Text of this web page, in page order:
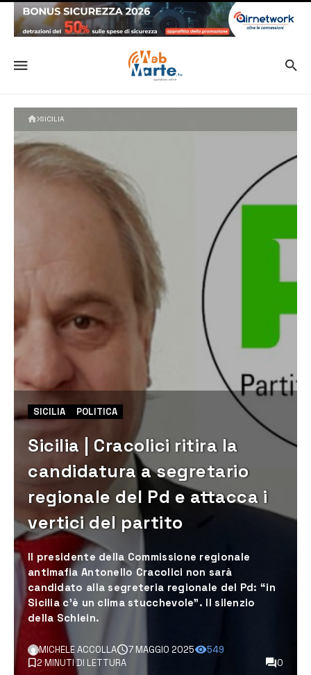
SICILIA
SICILIA POLITICA
Sicilia | Cracolici ritira la
candidatura a segretario
regionale del Pd e attacca i
vertici del partito
Il presidente della Commissione regionale
antimafia Antonello Cracolici non sarà
candidato alla segreteria regionale del Pd: “in
Sicilia c’è un clima stucchevole”. Il silenzio
della Schlein.
MICHELE ACCOLLA 7 MAGGIO 2025
549
2 MINUTI DI LETTURA
0